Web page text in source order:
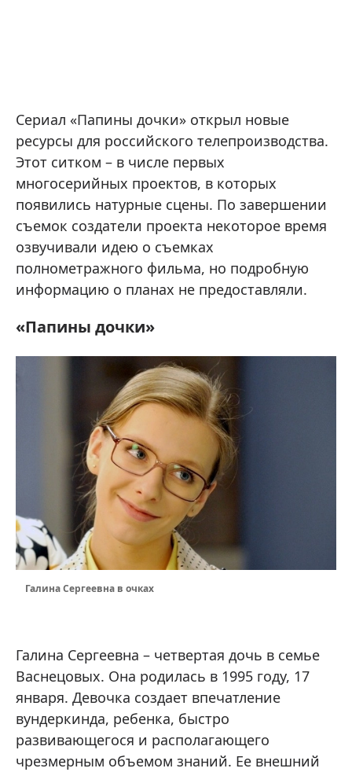
Сериал «Папины дочки» открыл новые
ресурсы для российского телепроизводства.
Этот ситком – в числе первых
многосерийных проектов, в которых
появились натурные сцены. По завершении
съемок создатели проекта некоторое время
озвучивали идею о съемках
полнометражного фильма, но подробную
информацию о планах не предоставляли.
«Папины дочки»
Галина Сергеевна в очках
Галина Сергеевна – четвертая дочь в семье
Васнецовых. Она родилась в 1995 году, 17
января. Девочка создает впечатление
вундеркинда, ребенка, быстро
развивающегося и располагающего
чрезмерным объемом знаний. Ее внешний